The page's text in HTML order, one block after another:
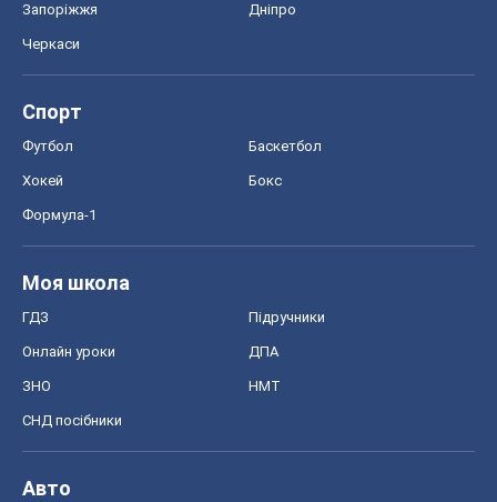
Запоріжжя Дніпро
Черкаси
Спорт
Футбол Баскетбол
Хокей Бокс
Формула-1
Моя школа
ГДЗ Підручники
Онлайн уроки ДПА
ЗНО НМТ
СНД посібники
Авто